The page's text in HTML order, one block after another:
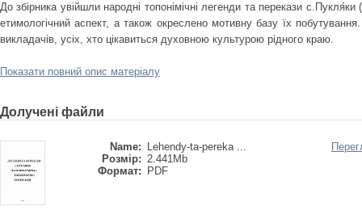
До збірника увійшли народні топонімічні легенди та перекази с.Пукля́ки
етимологічний аспект, а також окреслено мотивну базу їх
викладачів, усіх, хто цікавиться духовною культурою рідного краю.
Показати повний опис матеріалу
Долучені файли
Name:
Lehendy-ta-pereka ...
Розмір: 2.441Mb
Формат:
PDF